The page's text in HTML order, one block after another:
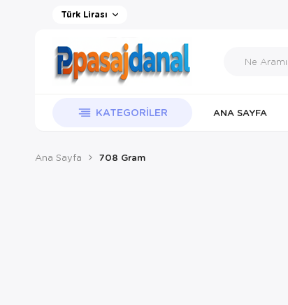
Türk Lirası
KATEGORILER ANA SAYFA
Ana Sayfa 708 Gram